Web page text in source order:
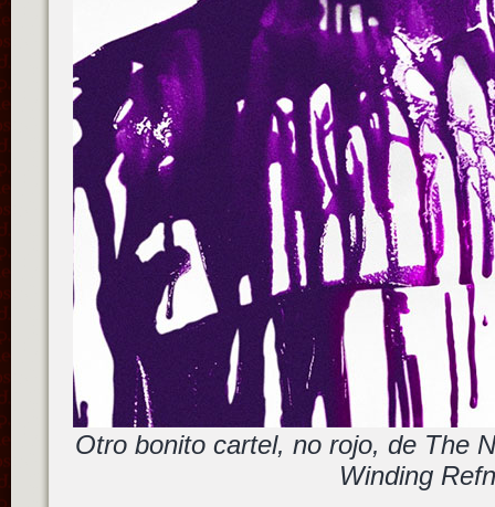
Otro bonito cartel, no rojo, de The
Winding